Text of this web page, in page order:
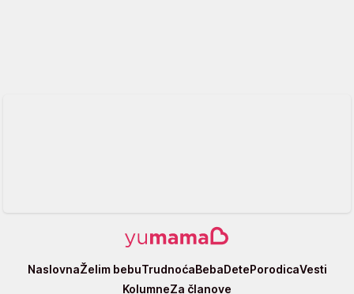
Yumama
NaslovnaŽelim bebuTrudnoćaBebaDetePorodicaVesti
KolumneZa članove